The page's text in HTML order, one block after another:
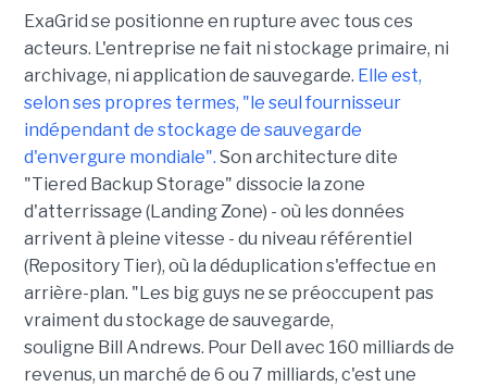
ExaGrid se positionne en rupture avec tous ces
acteurs. L'entreprise ne fait ni stockage primaire, ni
archivage, ni application de sauvegarde. Elle est,
selon ses propres termes, "le seul fournisseur
indépendant de stockage de sauvegarde
d'envergure mondiale". Son architecture dite
"Tiered Backup Storage" dissocie la zone
d'atterrissage (Landing Zone) - où les données
arrivent à pleine vitesse - du niveau référentiel
(Repository Tier), où la déduplication s'effectue en
arrière-plan. "Les big guys ne se préoccupent pas
vraiment du stockage de sauvegarde,
souligne Bill Andrews. Pour Dell avec 160 milliards de
revenus, un marché de 6 ou 7 milliards, c'est une